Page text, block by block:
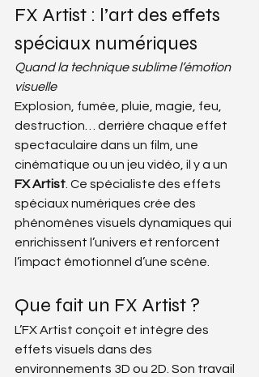
FX Artist : l’art des effets
spéciaux numériques
Quand la technique sublime l’émotion
visuelle
Explosion, fumée, pluie, magie, feu,
destruction… derrière chaque effet
spectaculaire dans un film, une
cinématique ou un jeu vidéo, il y a un
FX Artist. Ce spécialiste des effets
spéciaux numériques crée des
phénomènes visuels dynamiques qui
enrichissent l’univers et renforcent
l’impact émotionnel d’une scène.
Que fait un FX Artist ?
L’FX Artist conçoit et intègre des
effets visuels dans des
environnements 3D ou 2D. Son travail